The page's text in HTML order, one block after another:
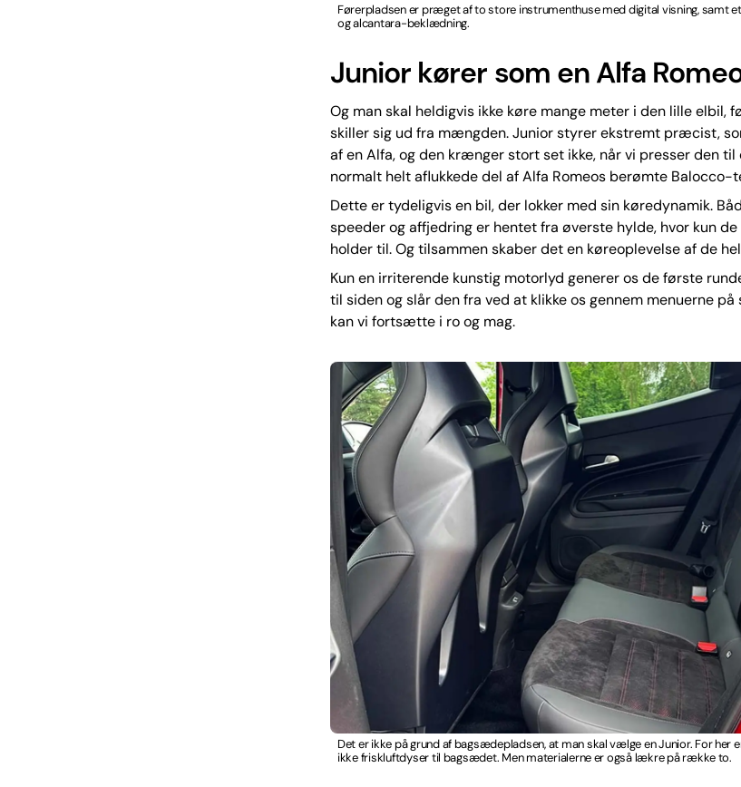
Førerpladsen er præget af to store instrumenthuse med digital visning,
og alcantara-beklædning.
Junior kører som en Alfa
Og man skal heldigvis ikke køre mange meter i den lille elbil,
skiller sig ud fra mængden. Junior styrer ekstremt præcist,
af en Alfa, og den krænger stort set ikke, når vi presser den
normalt helt aflukkede del af Alfa Romeos berømte Balocco-
Dette er tydeligvis en bil, der lokker med sin køredynamik.
speeder og affjedring er hentet fra øverste hylde, hvor kun
holder til. Og tilsammen skaber det en køreoplevelse af de
Kun en irriterende kunstig motorlyd generer os de første
til siden og slår den fra ved at klikke os gennem menuerne
kan vi fortsætte i ro og mag.
Det er ikke på grund af bagsædepladsen, at man skal vælge en Junior. For her
ikke friskluftdyser til bagsædet. Men materialerne er også lækre på række to.